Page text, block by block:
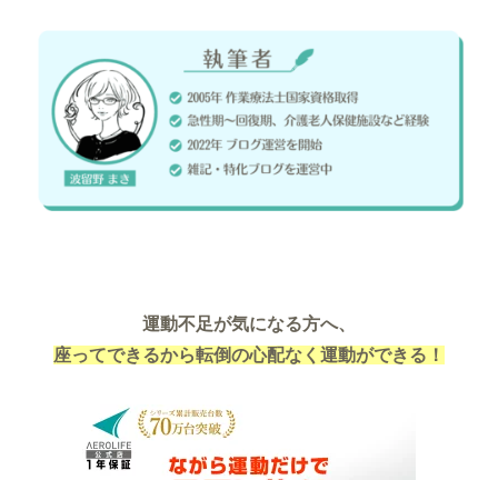
運動不足が気になる方へ、
座ってできるから転倒の心配なく運動ができる！